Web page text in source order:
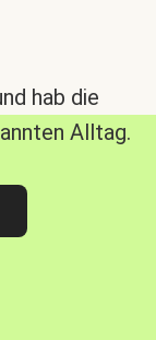
hab die
Alltag.